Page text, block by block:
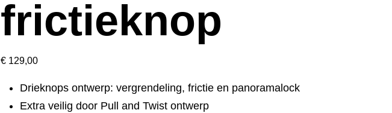
frictieknop
€ 129,00
Drieknops ontwerp: vergrendeling, frictie en panoramalock
Extra veilig door Pull and Twist ontwerp